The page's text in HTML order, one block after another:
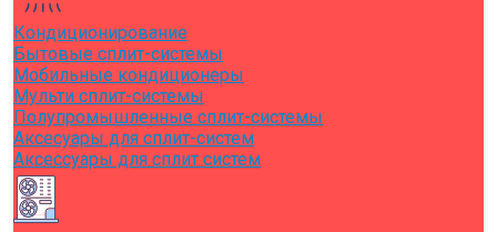
Кондиционирование
Бытовые сплит-системы
Мобильные кондиционеры
Мульти сплит-системы
Полупромышленные сплит-системы
Аксесуары для сплит-систем
Аксессуары для сплит систем